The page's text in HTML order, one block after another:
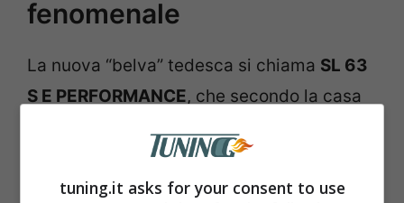
fenomenale
La nuova “belva” tedesca si chiama SL 63
S E PERFORMANCE, che secondo la casa
di sempre. La carrozzeria è ricca di
dettagli rossi e monta cerchi in lega da 20″
tuning.it asks for your consent to use